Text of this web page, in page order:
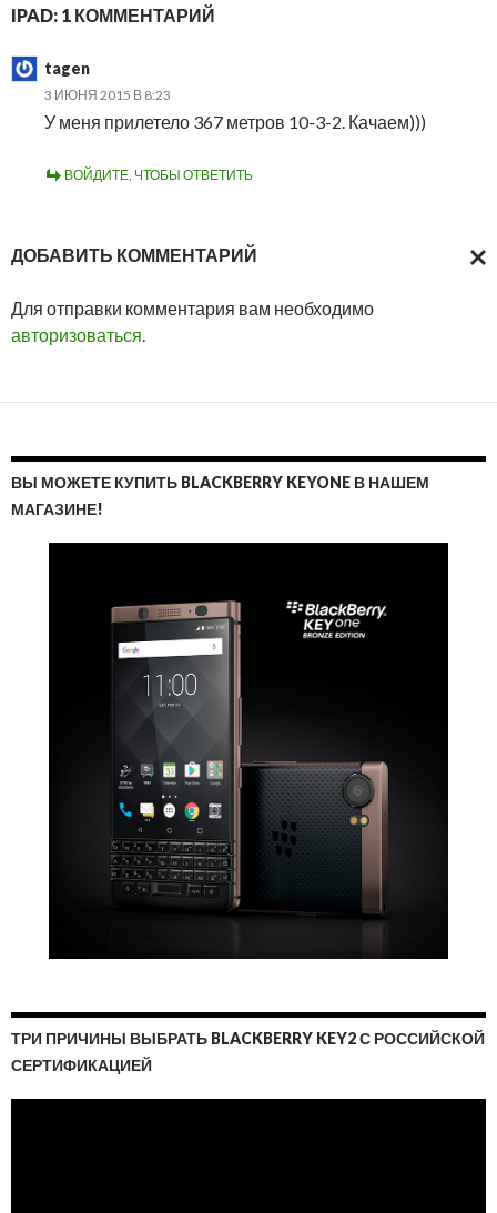
IPAD: 1 КОММЕНТАРИЙ
tagen
3 ИЮНЯ 2015 В 8:23
У меня прилетело 367 метров 10-3-2. Качаем)))
ВОЙДИТЕ, ЧТОБЫ ОТВЕТИТЬ
ДОБАВИТЬ КОММЕНТАРИЙ
Для отправки комментария вам необходимо
авторизоваться.
ВЫ МОЖЕТЕ КУПИТЬ BLACKBERRY KEYONE В НАШЕМ
МАГАЗИНЕ!
ТРИ ПРИЧИНЫ ВЫБРАТЬ BLACKBERRY KEY2 С РОССИЙСКОЙ
СЕРТИФИКАЦИЕЙ